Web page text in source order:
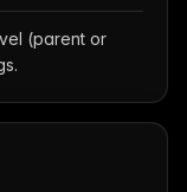
(parent or